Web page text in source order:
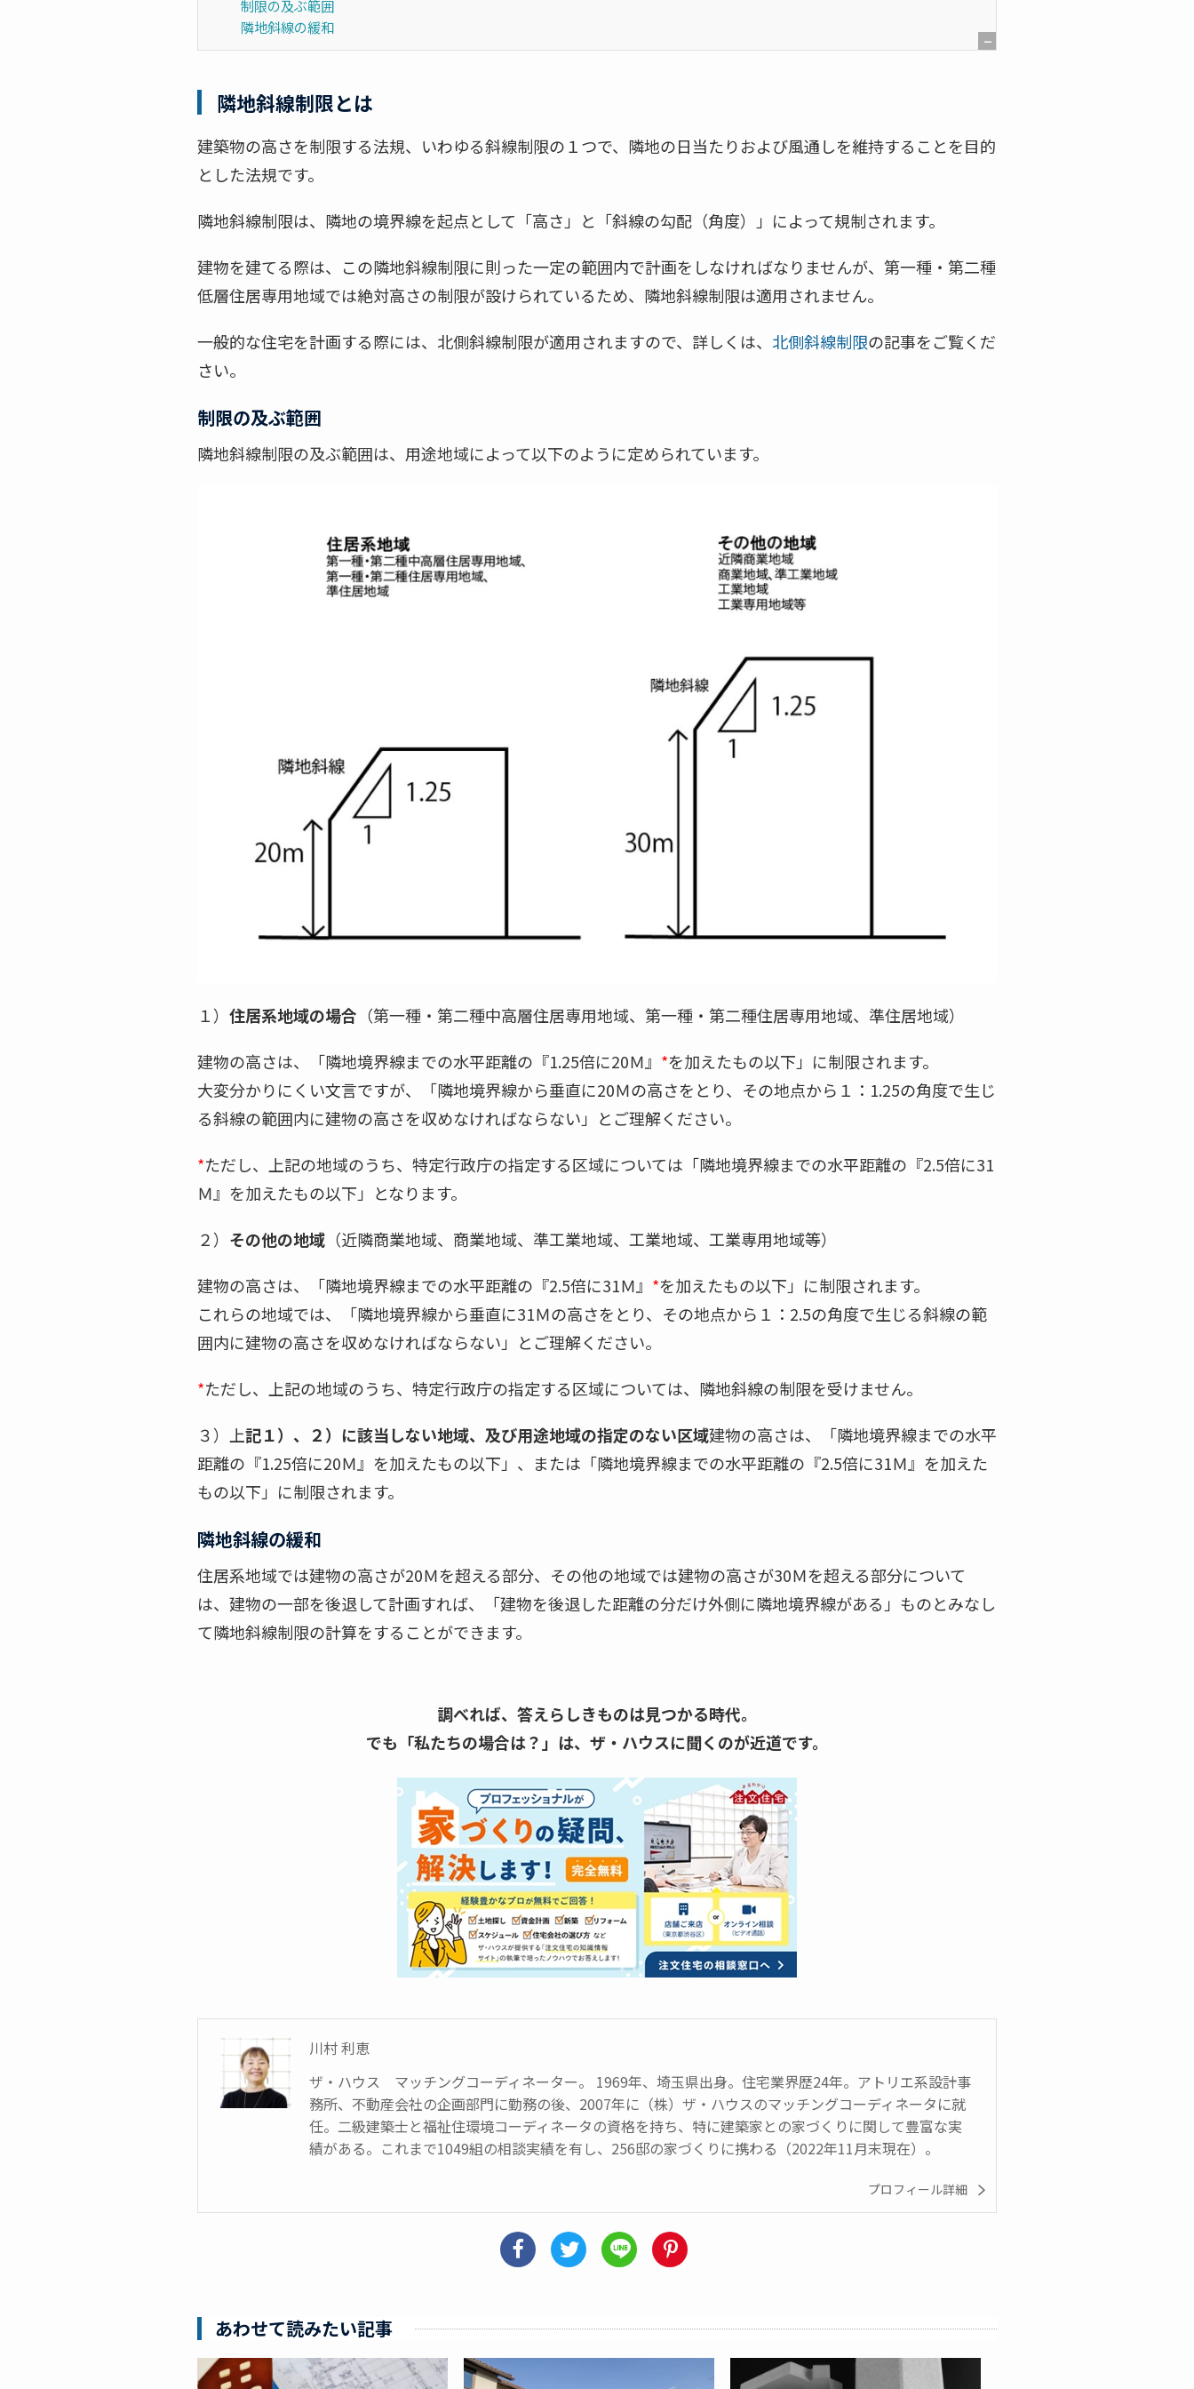
[
]
制限の及ぶ範囲
隣地斜線の緩和
隣地斜線制限とは
建築物の高さを制限する法規、いわゆる斜線制限の１つで、隣地の日当たりおよび風通しを維持することを目的
とした法規です。
隣地斜線制限は、隣地の境界線を起点として「高さ」と「斜線の勾配（角度）」によって規制されます。
建物を建てる際は、この隣地斜線制限に則った一定の範囲内で計画をしなければなりませんが、第一種・第二種
低層住居専用地域では絶対高さの制限が設けられているため、隣地斜線制限は適用されません。
一般的な住宅を計画する際には、北側斜線制限が適用されますので、詳しくは、 北側斜線制限の記事をご覧くだ
さい。
制限の及ぶ範囲
隣地斜線制限の及ぶ範囲は、用途地域によって以下のように定められています。
１） 住居系地域の場合 （第一種・第二種中高層住居専用地域、第一種・第二種住居専用地域、準住居地域）
建物の高さは、「隣地境界線までの水平距離の『1.25倍に20Ｍ』 *を加えたもの以下」に制限されます。
大変分かりにくい文言ですが、「隣地境界線から垂直に20Ｍの高さをとり、その地点から１：1.25の角度で生じ
る斜線の範囲内に建物の高さを収めなければならない」とご理解ください。
*ただし、上記の地域のうち、特定行政庁の指定する区域については「隣地境界線までの水平距離の『2.5倍に31
Ｍ』を加えたもの以下」となります。
２） その他の地域 （近隣商業地域、商業地域、準工業地域、工業地域、工業専用地域等）
建物の高さは、「隣地境界線までの水平距離の『2.5倍に31Ｍ』 *を加えたもの以下」に制限されます。
これらの地域では、「隣地境界線から垂直に31Ｍの高さをとり、その地点から１：2.5の角度で生じる斜線の範
囲内に建物の高さを収めなければならない」とご理解ください。
*ただし、上記の地域のうち、特定行政庁の指定する区域については、隣地斜線の制限を受けません。
３）上記１）、２）に該当しない地域、及び用途地域の指定のない区域建物の高さは、「隣地境界線までの水平
距離の『1.25倍に20Ｍ』を加えたもの以下」、または「隣地境界線までの水平距離の『2.5倍に31Ｍ』を加えた
もの以下」に制限されます。
隣地斜線の緩和
住居系地域では建物の高さが20Ｍを超える部分、その他の地域では建物の高さが30Ｍを超える部分について
は、建物の一部を後退して計画すれば、「建物を後退した距離の分だけ外側に隣地境界線がある」ものとみなし
て隣地斜線制限の計算をすることができます。
調べれば、答えらしきものは見つかる時代。
でも「私たちの場合は？」は、 ザ・ハウスに聞くのが近道です。
川村 利恵
ザ・ハウス マッチングコーディネーター。 1969年、埼玉県出身。住宅業界歴24年。アトリエ系設計事
務所、不動産会社の企画部門に勤務の後、2007年に（株）ザ・ハウスのマッチングコーディネータに就
任。二級建築士と福祉住環境コーディネータの資格を持ち、特に建築家との家づくりに関して豊富な実
績がある。これまで1049組の相談実績を有し、256邸の家づくりに携わる（2022年11月末現在）。
プロフィール詳細
あわせて読みたい記事